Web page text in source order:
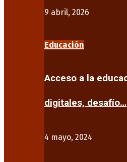
9 abril, 2026
Educación
Acceso a la
digitales, desafío…
4 mayo, 2024